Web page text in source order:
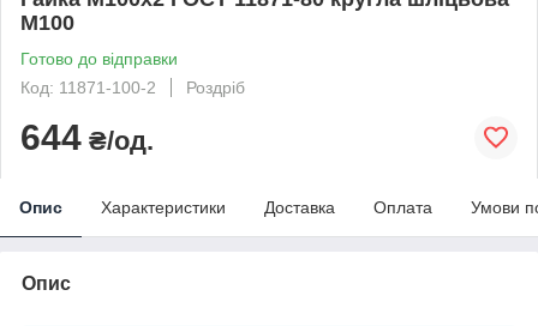
М100
Готово до відправки
Код: 11871-100-2
Роздріб
644 ₴/од.
Опис Характеристики Доставка Оплата Умови
Опис